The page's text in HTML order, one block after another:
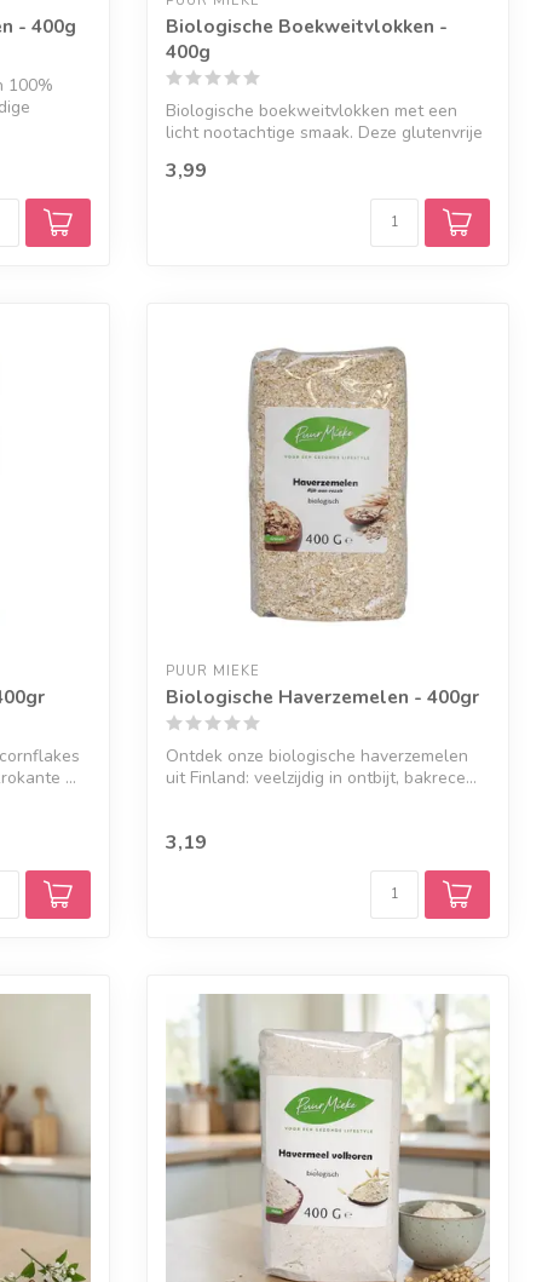
- 400g
100%
Biologische Boekweitvlokken -
400g
Biologische boekweitvlokken met een
licht nootachtige smaak. Deze glutenvrije
3,99
...
PUUR MIEKE
Biologische Haverzemelen - 400gr
Ontdek onze biologische haverzemelen
uit Finland: veelzijdig in ontbijt, bakrece...
3,19